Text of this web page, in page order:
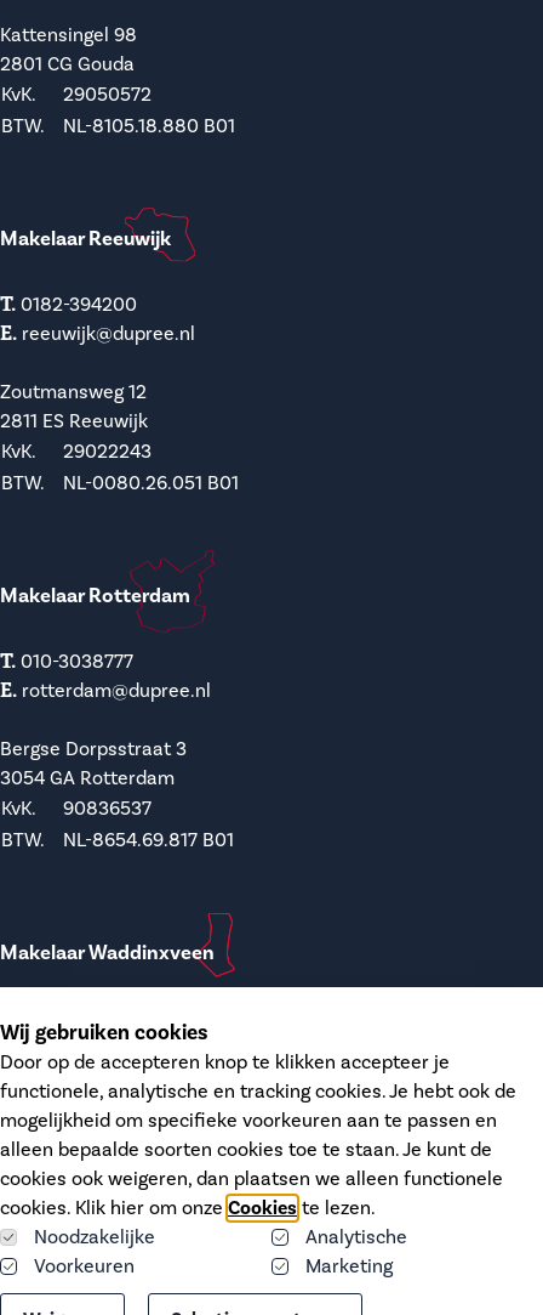
Kattensingel 98
2801 CG Gouda
KvK.
29050572
BTW.
NL-8105.18.880 B01
Makelaar Reeuwijk
T. 0182-394200
E. reeuwijk@dupree.nl
Zoutmansweg 12
2811 ES Reeuwijk
KvK.
29022243
BTW.
NL-0080.26.051 B01
Makelaar Rotterdam
T. 010-3038777
E. rotterdam@dupree.nl
Bergse Dorpsstraat 3
3054 GA Rotterdam
KvK.
90836537
BTW.
NL-8654.69.817 B01
Makelaar Waddinxveen
0182-748207
E. waddinxveen@dupree.nl
Kanaalstraat 12
2741 HH Waddinxveen
KvK.
68406606
BTW.
NL-8574.26.746 B01
Wij gebruiken cookies
Door op de accepteren knop te klikken accepteer je
functionele, analytische en tracking cookies. Je hebt ook de
mogelijkheid om specifieke voorkeuren aan te passen en
alleen bepaalde soorten cookies toe te staan. Je kunt de
cookies ook weigeren, dan plaatsen we alleen functionele
cookies. Klik hier om onze Cookies te lezen.
Noodzakelijke
Analytische
Voorkeuren
Marketing